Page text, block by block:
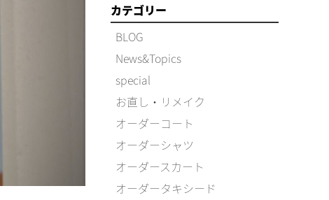
カテゴリー
BLOG
News&Topics
special
お直し・リメイク
オーダーコート
オーダーシャツ
オーダースカート
オーダータキシード